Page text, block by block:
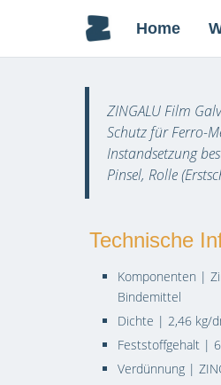
Home
ZINGALU Film
Schutz für Ferro-
Instandsetzung
Pinsel, Rolle
Technische
Komponenten |
Bindemittel
Dichte | 2,46 kg/
Feststoffgehalt |
Verdünnung |